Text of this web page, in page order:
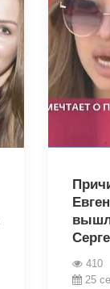
410
25